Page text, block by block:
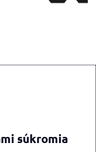
súkromia